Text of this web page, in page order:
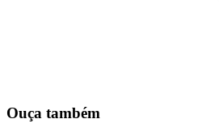
Ouça também